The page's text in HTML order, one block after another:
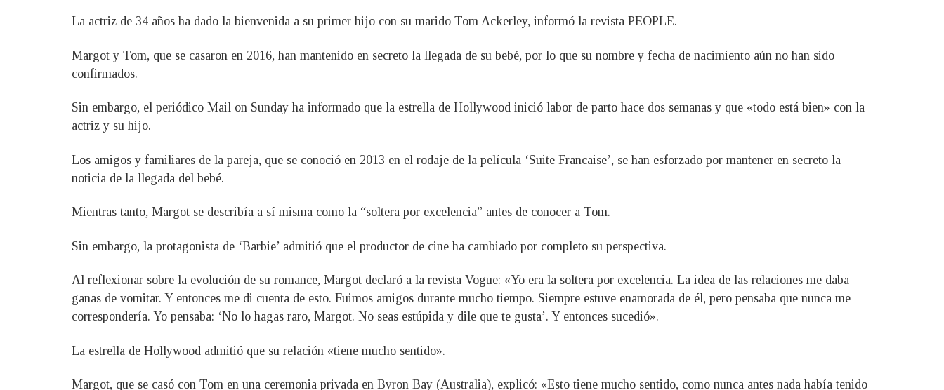
La actriz de 34 años ha dado la bienvenida a su primer hijo con su marido Tom Ackerley, informó la revista PEOPLE.
Margot y Tom, que se casaron en 2016, han mantenido en secreto la llegada de su bebé, por lo que su nombre y fecha de nacimiento aún no han sido
confirmados.
Sin embargo, el periódico Mail on Sunday ha informado que la estrella de Hollywood inició labor de parto hace dos semanas y que «todo está bien» con la
actriz y su hijo.
Los amigos y familiares de la pareja, que se conoció en 2013 en el rodaje de la película ‘Suite Francaise’, se han esforzado por mantener en secreto la
noticia de la llegada del bebé.
Mientras tanto, Margot se describía a sí misma como la “soltera por excelencia” antes de conocer a Tom.
Sin embargo, la protagonista de ‘Barbie’ admitió que el productor de cine ha cambiado por completo su perspectiva.
Al reflexionar sobre la evolución de su romance, Margot declaró a la revista Vogue: «Yo era la soltera por excelencia. La idea de las relaciones me daba
ganas de vomitar. Y entonces me di cuenta de esto. Fuimos amigos durante mucho tiempo. Siempre estuve enamorada de él, pero pensaba que nunca me
correspondería. Yo pensaba: ‘No lo hagas raro, Margot. No seas estúpida y dile que te gusta’. Y entonces sucedió».
La estrella de Hollywood admitió que su relación «tiene mucho sentido».
Margot, que se casó con Tom en una ceremonia privada en Byron Bay (Australia), explicó: «Esto tiene mucho sentido, como nunca antes nada había tenido